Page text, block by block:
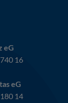
eG
16
eG
14